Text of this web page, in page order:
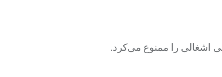
اشغالی را ممنوع می‌کرد.